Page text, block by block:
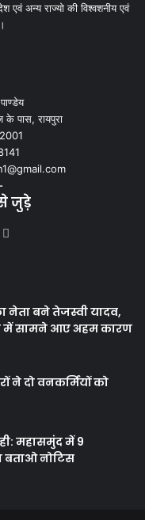
एवं अन्य राज्यो की विश्वशनीय एवं
के पास, रायपुरा
जुड़े
Instagram
नेता बने तेजस्वी यादव,
में सामने आए अहम कारण
ने दो वनकर्मियों को
महासमुंद में 9
बताओ नोटिस